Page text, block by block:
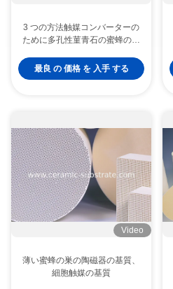
3 つの方法触媒コンバーターの
ために多孔性菫青石の蜜蜂の巣
最良 の 価格 を 入手 する
Video
薄い蜜蜂の巣の陶磁器の基質、
細胞触媒の基質